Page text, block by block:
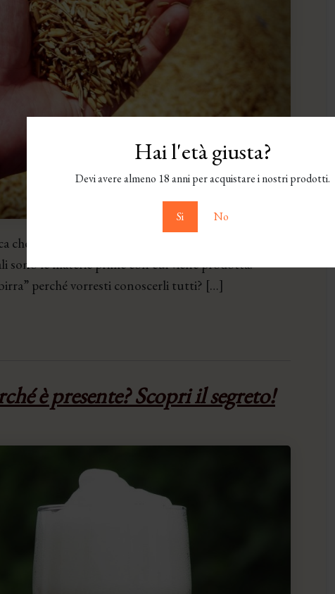
Hai l'età giusta?
Devi avere almeno 18 anni per acquistare i nostri prodotti.
Si No
che consumi con maggiore piacere rispetto alle
sono le materie prime con cui viene prodotta.
perché vorresti conoscerli tutti? […]
è presente? Scopri il segreto!